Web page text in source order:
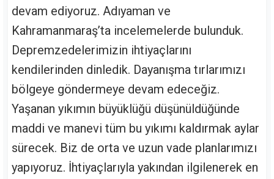
devam ediyoruz. Adıyaman ve
Kahramanmaraş’ta incelemelerde bulunduk.
Depremzedelerimizin ihtiyaçlarını
kendilerinden dinledik. Dayanışma tırlarımızı
bölgeye göndermeye devam edeceğiz.
Yaşanan yıkımın büyüklüğü düşünüldüğünde
maddi ve manevi tüm bu yıkımı kaldırmak aylar
sürecek. Biz de orta ve uzun vade planlarımızı
yapıyoruz. İhtiyaçlarıyla yakından ilgilenerek en